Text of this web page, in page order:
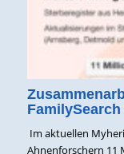
Im aktuellen
Ahnenforschern 11